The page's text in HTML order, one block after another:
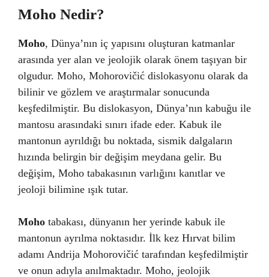
Moho Nedir?
Moho, Dünya’nın iç yapısını oluşturan katmanlar
arasında yer alan ve jeolojik olarak önem taşıyan bir
olgudur. Moho, Mohorovičić dislokasyonu olarak da
bilinir ve gözlem ve araştırmalar sonucunda
keşfedilmiştir. Bu dislokasyon, Dünya’nın kabuğu ile
mantosu arasındaki sınırı ifade eder. Kabuk ile
mantonun ayrıldığı bu noktada, sismik dalgaların
hızında belirgin bir değişim meydana gelir. Bu
değişim, Moho tabakasının varlığını kanıtlar ve
jeoloji bilimine ışık tutar.
Moho tabakası, dünyanın her yerinde kabuk ile
mantonun ayrılma noktasıdır. İlk kez Hırvat bilim
adamı Andrija Mohorovičić tarafından keşfedilmiştir
ve onun adıyla anılmaktadır. Moho, jeolojik